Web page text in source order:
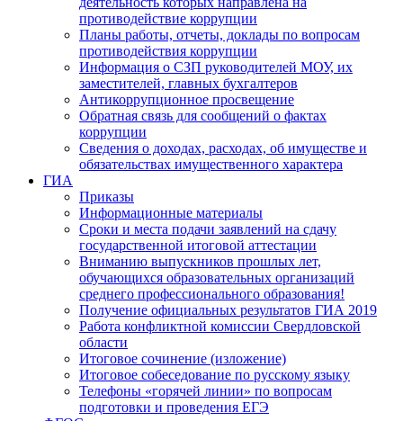
противодействие коррупции
Планы работы, отчеты, доклады по вопросам
противодействия коррупции
Информация о СЗП руководителей МОУ, их
заместителей, главных бухгалтеров
Антикоррупционное просвещение
Обратная связь для сообщений о фактах
коррупции
Сведения о доходах, расходах, об имуществе и
обязательствах имущественного характера
ГИА
Приказы
Информационные материалы
Сроки и места подачи заявлений на сдачу
государственной итоговой аттестации
Вниманию выпускников прошлых лет,
обучающихся образовательных организаций
среднего профессионального образования!
Получение официальных результатов ГИА 2019
Работа конфликтной комиссии Свердловской
области
Итоговое сочинение (изложение)
Итоговое собеседование по русскому языку
Телефоны «горячей линии» по вопросам
подготовки и проведения ЕГЭ